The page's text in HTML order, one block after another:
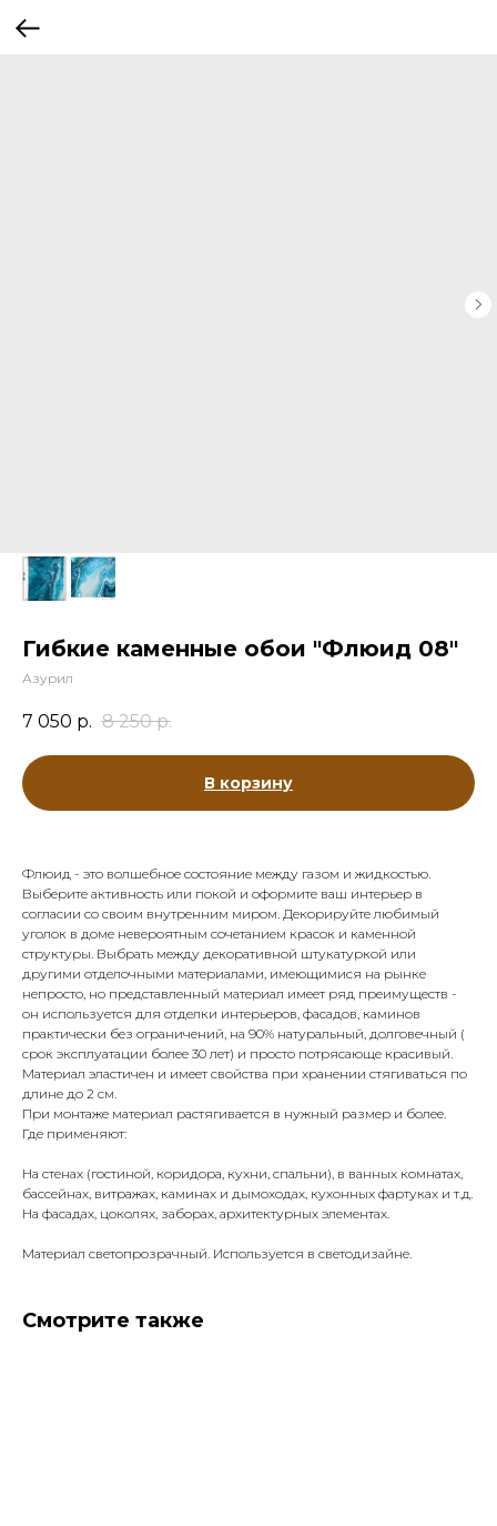
Гибкие каменные обои "Флюид 08"
Азурил
7 050 р. 8 250 р.
В корзину
Флюид - это волшебное состояние между газом и жидкостью.
Выберите активность или покой и оформите ваш интерьер в
согласии со своим внутренним миром. Декорируйте любимый
уголок в доме невероятным сочетанием красок и каменной
структуры. Выбрать между декоративной штукатуркой или
другими отделочными материалами, имеющимися на рынке
непросто, но представленный материал имеет ряд преимуществ -
он используется для отделки интерьеров, фасадов, каминов
практически без ограничений, на 90% натуральный, долговечный (
срок эксплуатации более 30 лет) и просто потрясающе красивый.
Материал эластичен и имеет свойства при хранении стягиваться по
длине до 2 см.
При монтаже материал растягивается в нужный размер и более.
Где применяют:
На стенах (гостиной, коридора, кухни, спальни), в ванных комнатах,
бассейнах, витражах, каминах и дымоходах, кухонных фартуках и т.д.
На фасадах, цоколях, заборах, архитектурных элементах.
Материал светопрозрачный. Используется в светодизайне.
Смотрите также